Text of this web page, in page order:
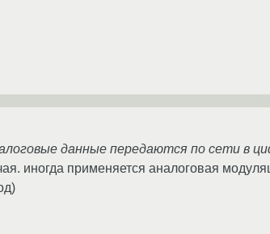
данные передаются по сети в
иногда применяется аналоговая